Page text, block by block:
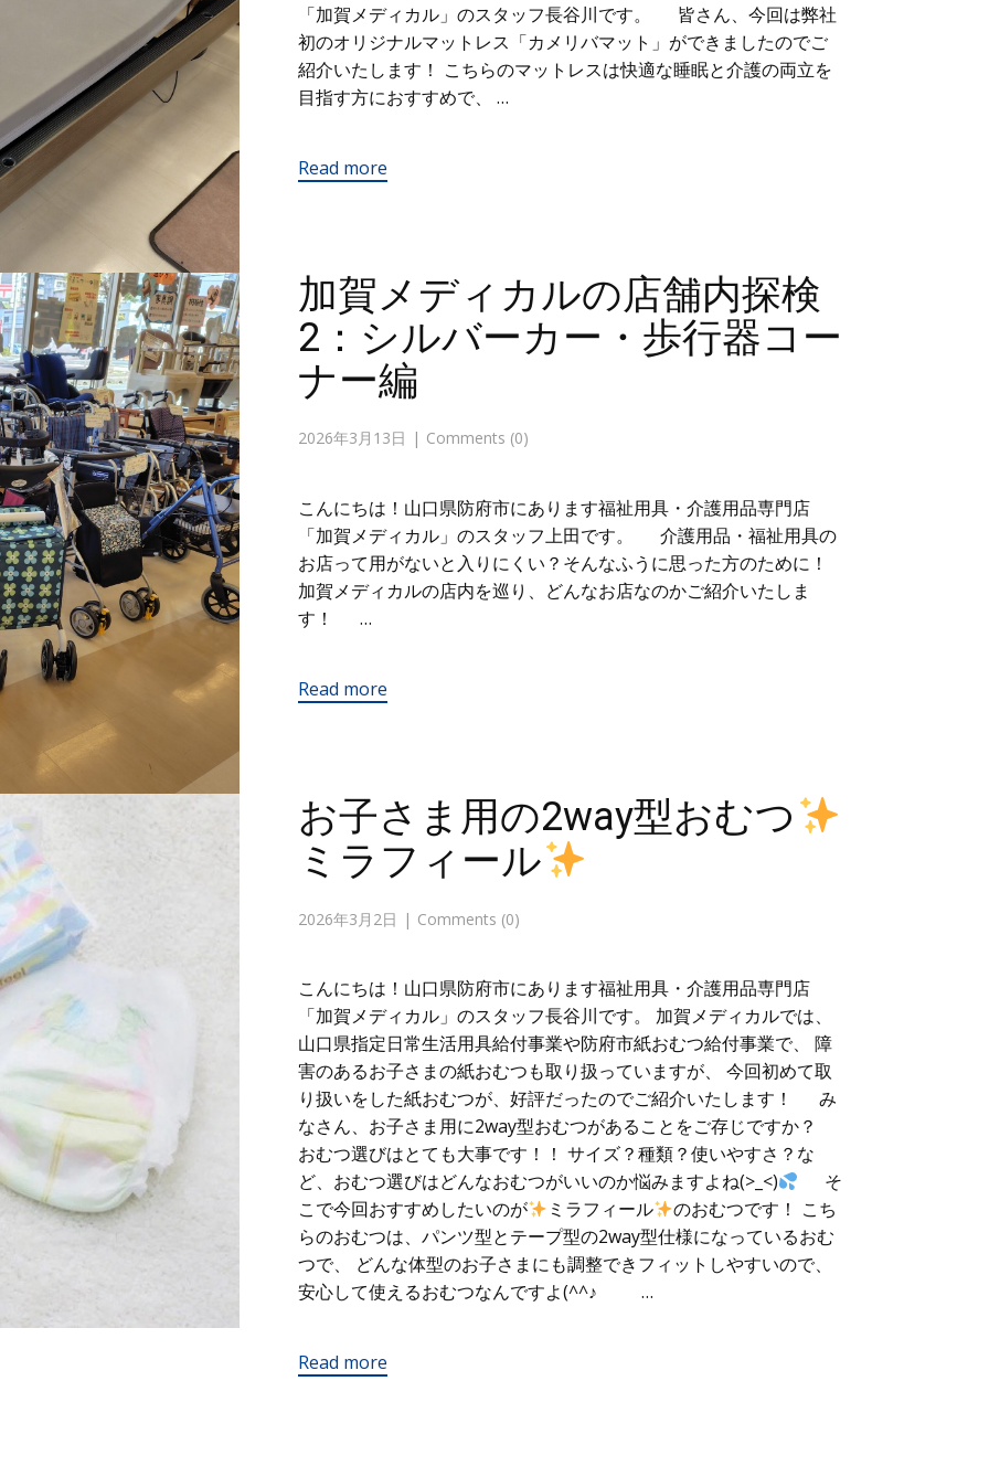
「加賀メディカル」のスタッフ長谷川です。 皆さん、今回は弊社
初のオリジナルマットレス「カメリバマット」ができましたのでご
紹介いたします！ こちらのマットレスは快適な睡眠と介護の両立を
目指す方におすすめで、 …
Read more
加賀メディカルの店舗内探検
2：シルバーカー・歩行器コー
ナー編
2026年3月13日 Comments (0)
こんにちは！山口県防府市にあります福祉用具・介護用品専門店
「加賀メディカル」のスタッフ上田です。 介護用品・福祉用具の
お店って用がないと入りにくい？そんなふうに思った方のために！
加賀メディカルの店内を巡り、どんなお店なのかご紹介いたしま
す！ …
Read more
お子さま用の2way型おむつ
ミラフィール
2026年3月2日 Comments (0)
こんにちは！山口県防府市にあります福祉用具・介護用品専門店
「加賀メディカル」のスタッフ長谷川です。 加賀メディカルでは、
山口県指定日常生活用具給付事業や防府市紙おむつ給付事業で、 障
害のあるお子さまの紙おむつも取り扱っていますが、 今回初めて取
り扱いをした紙おむつが、好評だったのでご紹介いたします！ み
なさん、お子さま用に2way型おむつがあることをご存じですか？
おむつ選びはとても大事です！！ サイズ？種類？使いやすさ？な
ど、おむつ選びはどんなおむつがいいのか悩みますよね(>_<)
そ
こで今回おすすめしたいのが
ミラフィール
のおむつです！ こち
らのおむつは、パンツ型とテープ型の2way型仕様になっているおむ
つで、 どんな体型のお子さまにも調整できフィットしやすいので、
安心して使えるおむつなんですよ(^^♪ …
Read more